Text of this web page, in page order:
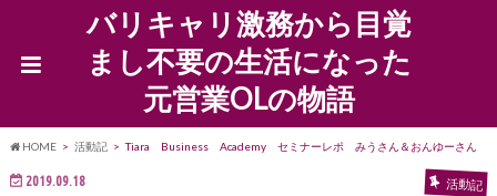
バリキャリ激務から目覚
まし不要の生活になった
元営業OLの物語
HOME 活動記 Tiara Business Academy セミナーレポ みうさん＆おんゆーさん
2019.09.18 活動記